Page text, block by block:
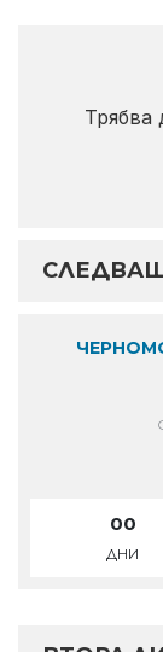
Трябва
00
ДНИ